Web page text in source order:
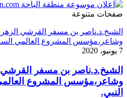
صفحات متنوعة
الشيخ.د.ناصر بن مسفر القرشي
وشاعر،مؤسس المشروع العالمي
7 يونيو، 2020
الشيخ.د.ناصر بن مسفر القرشي
وشاعر،مؤسس المشروع العالمي
النبي.